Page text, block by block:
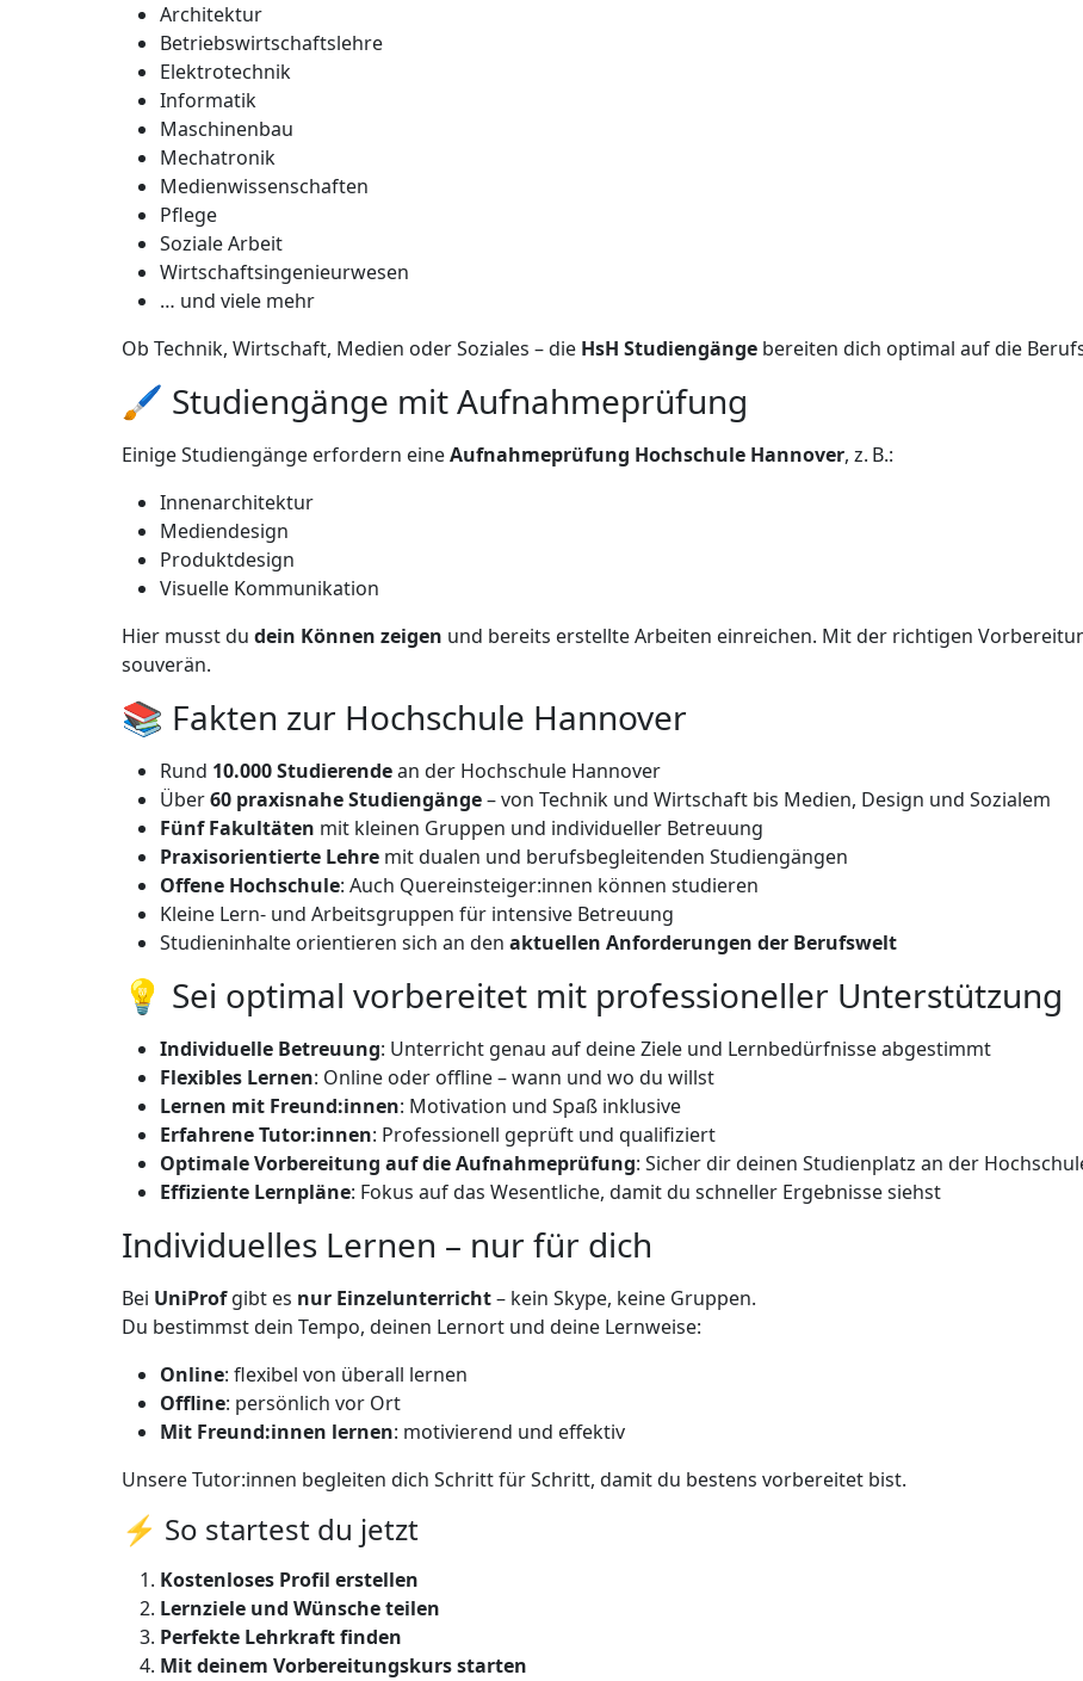
Architektur
Betriebswirtschaftslehre
Elektrotechnik
Informatik
Maschinenbau
Mechatronik
Medienwissenschaften
Pflege
Soziale Arbeit
Wirtschaftsingenieurwesen
… und viele mehr
Ob Technik, Wirtschaft, Medien oder Soziales – die HsH Studiengänge bereiten dich optimal auf die
🖌️ Studiengänge mit Aufnahmeprüfung
Einige Studiengänge erfordern eineAufnahmeprüfung Hochschule Hannover, z. B.:
Innenarchitektur
Mediendesign
Produktdesign
Visuelle Kommunikation
Hier musst du dein Können zeigen und bereits erstellte Arbeiten einreichen. Mit der richtigen
souverän.
📚 Fakten zur Hochschule Hannover
Rund 10.000 Studierendean der Hochschule Hannover
Über60 praxisnahe Studiengänge– von Technik und Wirtschaft bis Medien, Design und Sozialem
Fünf Fakultäten mit kleinen Gruppen und individueller Betreuung
Praxisorientierte Lehre mit dualen und berufsbegleitenden Studiengängen
Offene Hochschule: Auch Quereinsteiger:innen können studieren
Kleine Lern- und Arbeitsgruppen für intensive Betreuung
Studieninhalte orientieren sich an den aktuellen Anforderungen der Berufswelt
💡 Sei optimal vorbereitet mit professioneller Unterstützung
Individuelle Betreuung: Unterricht genau auf deine Ziele und Lernbedürfnisse abgestimmt
Flexibles Lernen: Online oder offline – wann und wo du willst
Lernen mit Freund:innen: Motivation und Spaß inklusive
Erfahrene Tutor:innen: Professionell geprüft und qualifiziert
Optimale Vorbereitung auf die Aufnahmeprüfung: Sicher dir deinen Studienplatz an der
Effiziente Lernpläne: Fokus auf das Wesentliche, damit du schneller Ergebnisse siehst
Individuelles Lernen – nur für dich
Bei UniProfgibt es nur Einzelunterricht– kein Skype, keine Gruppen.
Du bestimmst dein Tempo, deinen Lernort und deine Lernweise:
Online: flexibel von überall lernen
Offline: persönlich vor Ort
Mit Freund:innen lernen: motivierend und effektiv
Unsere Tutor:innen begleiten dich Schritt für Schritt, damit du bestens vorbereitet bist.
⚡ So startest du jetzt
Kostenloses Profil erstellen
Lernziele und Wünsche teilen
Perfekte Lehrkraft finden
Mit deinem Vorbereitungskurs starten